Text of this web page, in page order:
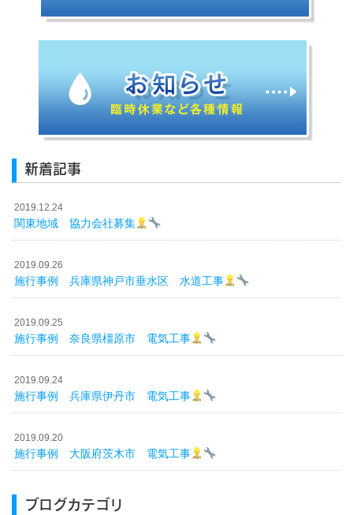
新着記事
2019.12.24
関東地域 協力会社募集
2019.09.26
施行事例 兵庫県神戸市垂水区 水道工事
2019.09.25
施行事例 奈良県橿原市 電気工事
2019.09.24
施行事例 兵庫県伊丹市 電気工事
2019.09.20
施行事例 大阪府茨木市 電気工事
ブログカテゴリ